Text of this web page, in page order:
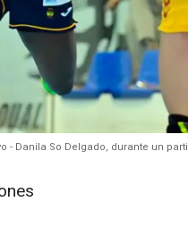
- Danila So Delgado, durante un